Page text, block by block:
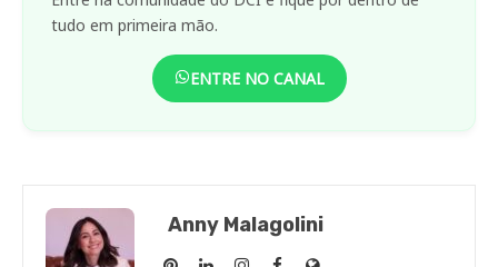
tudo em primeira mão.
ENTRE NO CANAL
Anny Malagolini